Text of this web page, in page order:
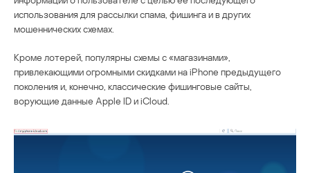
использования для рассылки спама, фишинга и в других
мошеннических схемах.
Кроме лотерей, популярны схемы с «магазинами»,
привлекающими огромными скидками на iPhone предыдущего
поколения и, конечно, классические фишинговые сайты,
ворующие данные Apple ID и iCloud.